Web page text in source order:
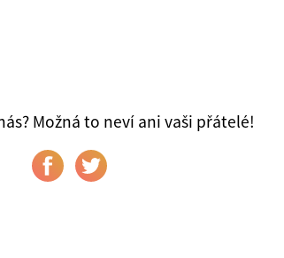
Možná to neví ani vaši přátelé!